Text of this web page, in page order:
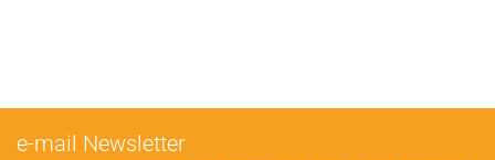
е-mail Newsletter